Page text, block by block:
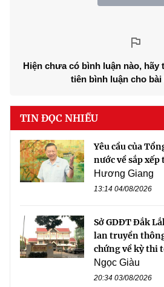
Hiện chưa có bình luận nào,
tiên bình luận cho bài
TIN ĐỌC NHIỀU
Yêu cầu của
nước về sắp
Hương Giang
13:14 04/08/2026
Sở GDĐT Đắk
lan truyền
chứng về kỳ thi
Ngọc Giàu
20:34 03/08/2026